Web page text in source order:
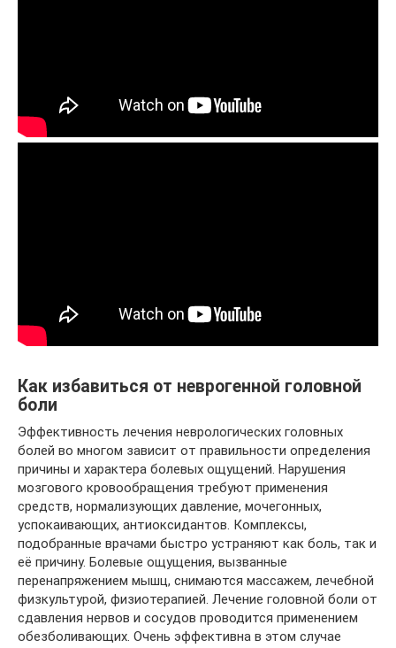
Как избавиться от неврогенной головной
боли
Эффективность лечения неврологических головных
болей во многом зависит от правильности определения
причины и характера болевых ощущений. Нарушения
мозгового кровообращения требуют применения
средств, нормализующих давление, мочегонных,
успокаивающих, антиоксидантов. Комплексы,
подобранные врачами быстро устраняют как боль, так и
её причину. Болевые ощущения, вызванные
перенапряжением мышц, снимаются массажем, лечебной
физкультурой, физиотерапией. Лечение головной боли от
сдавления нервов и сосудов проводится применением
обезболивающих. Очень эффективна в этом случае